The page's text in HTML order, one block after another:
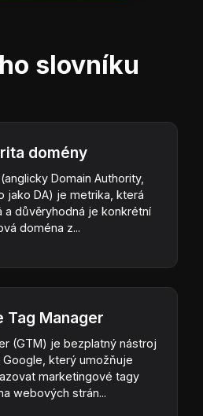
slovníku
domény
Domain Authority,
jako DA) je metrika, která
a důvěryhodná je konkrétní
doména z...
Tag Manager
(GTM) je bezplatný nástroj
který umožňuje
marketingové tagy
webových strán...